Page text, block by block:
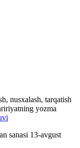
nusxalash, tarqatish
yozma
sanasi 13-avgust